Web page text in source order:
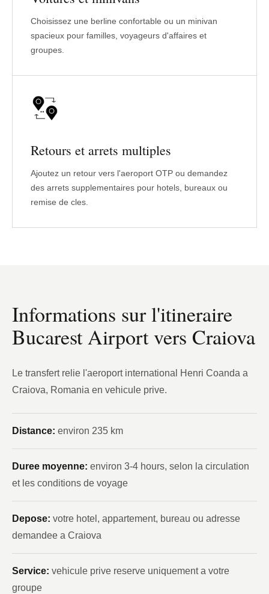
Choisissez une berline confortable ou un minivan
spacieux pour familles, voyageurs d'affaires et
groupes.
Retours et arrets multiples
Ajoutez un retour vers l'aeroport OTP ou demandez
des arrets supplementaires pour hotels, bureaux ou
remise de cles.
Informations sur l'itineraire
Bucarest Airport vers Craiova
Le transfert relie l'aeroport international Henri Coanda a
Craiova, Romania en vehicule prive.
Distance: environ 235 km
Duree moyenne: environ 3-4 hours, selon la circulation
et les conditions de voyage
Depose: votre hotel, appartement, bureau ou adresse
demandee a Craiova
Service: vehicule prive reserve uniquement a votre
groupe